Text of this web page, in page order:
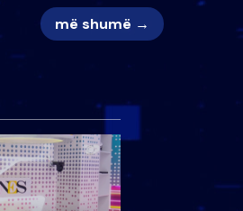
më shumë →